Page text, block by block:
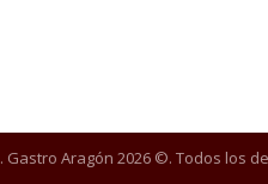
. Gastro Aragón 2026 ©. Todos los